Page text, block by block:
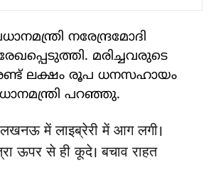
നരേന്ദ്രമോദി
മരിച്ചവരുടെ
ലക്ഷം രൂപ ധനസഹായം
പറഞ്ഞു.
में लाइब्रेरी में आग लगी।
ऊपर से ही कूदे। बचाव राहत